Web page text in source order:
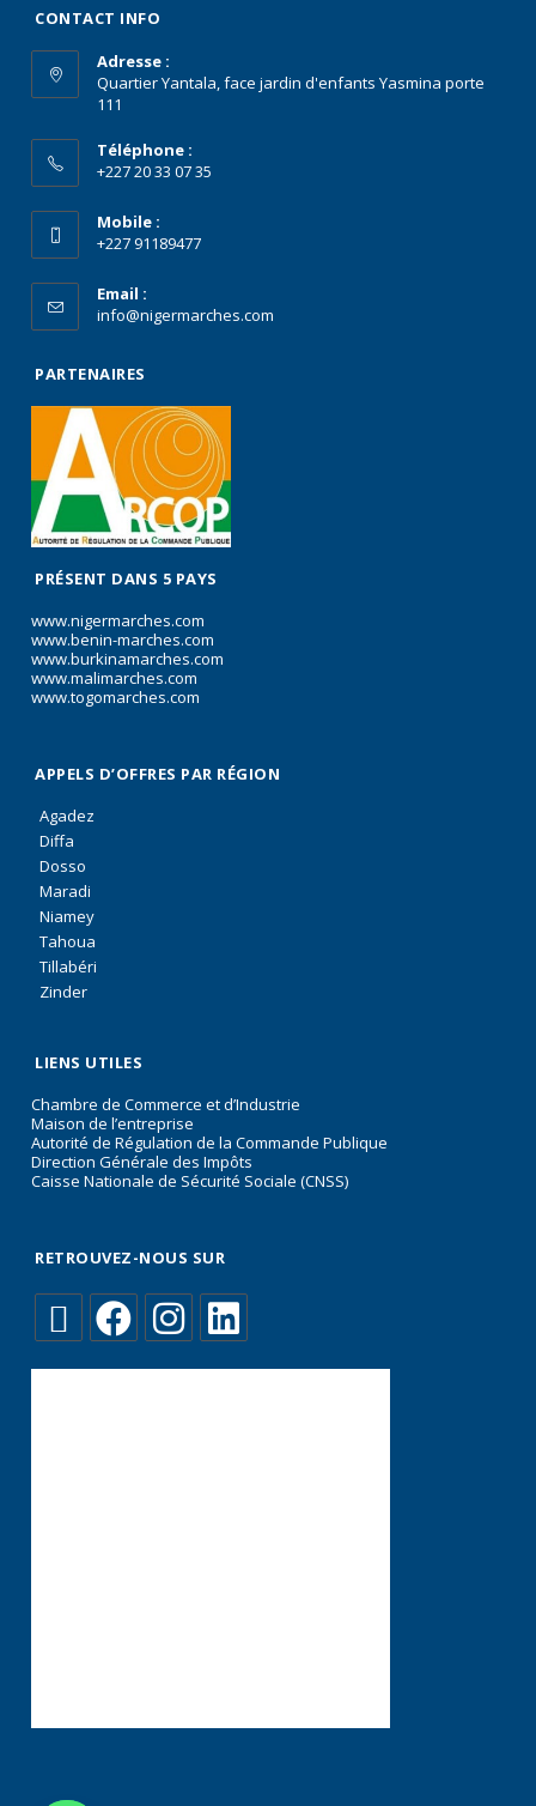
CONTACT INFO
Adresse :
Quartier Yantala, face jardin d'enfants Yasmina porte
111
Téléphone :
+227 20 33 07 35
Mobile :
+227 91189477
Email :
info@nigermarches.com
PARTENAIRES
PRÉSENT DANS 5 PAYS
www.nigermarches.com
www.benin-marches.com
www.burkinamarches.com
www.malimarches.com
www.togomarches.com
APPELS D’OFFRES PAR RÉGION
Agadez
Diffa
Dosso
Maradi
Niamey
Tahoua
Tillabéri
Zinder
LIENS UTILES
Chambre de Commerce et d’Industrie
Maison de l’entreprise
Autorité de Régulation de la Commande Publique
Direction Générale des Impôts
Caisse Nationale de Sécurité Sociale (CNSS)
RETROUVEZ-NOUS SUR